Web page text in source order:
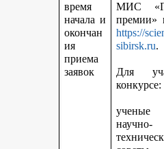
время
начала и
окончан
ия
приема
заявок
МИС
премии»
https://
sibirsk.ru.
Для
конкурсе:
ученые
научно-